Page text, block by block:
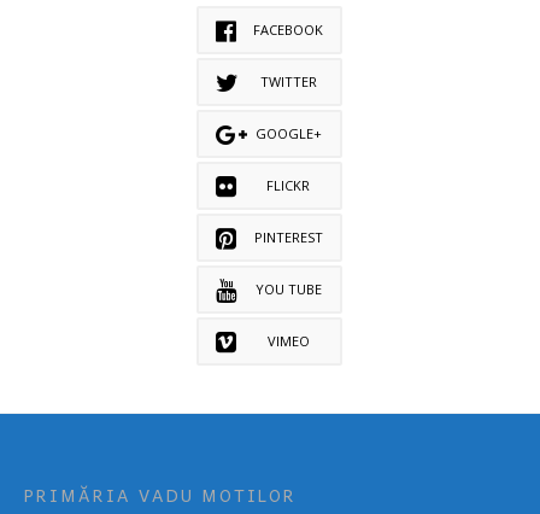
FACEBOOK
TWITTER
GOOGLE+
FLICKR
PINTEREST
YOU TUBE
VIMEO
PRIMĂRIA VADU MOTILOR